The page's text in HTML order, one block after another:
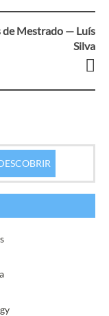
de Mestrado — Luís
Silva